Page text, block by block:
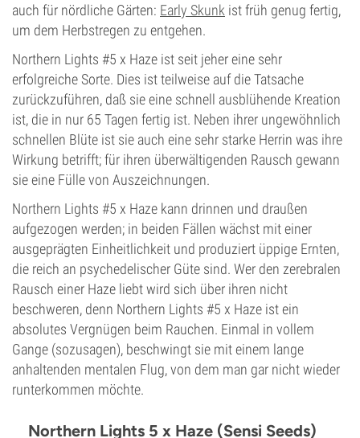
auch für nördliche Gärten: Early Skunk ist früh genug fertig,
um dem Herbstregen zu entgehen.
Northern Lights #5 x Haze ist seit jeher eine sehr
erfolgreiche Sorte. Dies ist teilweise auf die Tatsache
zurückzuführen, daß sie eine schnell ausblühende Kreation
ist, die in nur 65 Tagen fertig ist. Neben ihrer ungewöhnlich
schnellen Blüte ist sie auch eine sehr starke Herrin was ihre
Wirkung betrifft; für ihren überwältigenden Rausch gewann
sie eine Fülle von Auszeichnungen.
Northern Lights #5 x Haze kann drinnen und draußen
aufgezogen werden; in beiden Fällen wächst mit einer
ausgeprägten Einheitlichkeit und produziert üppige Ernten,
die reich an psychedelischer Güte sind. Wer den zerebralen
Rausch einer Haze liebt wird sich über ihren nicht
beschweren, denn Northern Lights #5 x Haze ist ein
absolutes Vergnügen beim Rauchen. Einmal in vollem
Gange (sozusagen), beschwingt sie mit einem lange
anhaltenden mentalen Flug, von dem man gar nicht wieder
runterkommen möchte.
Northern Lights 5 x Haze (Sensi Seeds)